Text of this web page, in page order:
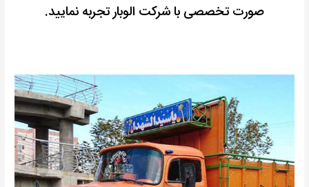
صورت تخصصی با شرکت الوبار تجربه نمایید.